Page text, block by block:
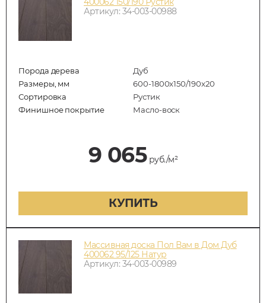
Артикул: 34-003-00988
Порода дерева
Дуб
Размеры, мм
600-1800x150/190x20
Сортировка
Рустик
Финишное покрытие
Масло-воск
9 065руб./м²
КУПИТЬ
Массивная доска Пол Вам в Дом Дуб
400062 95/125 Натур
Артикул: 34-003-00989